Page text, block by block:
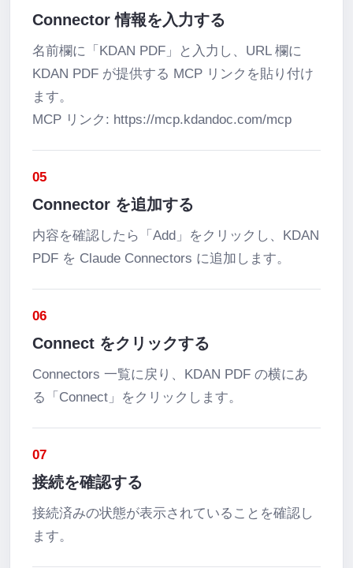
Connector 情報を入力する
名前欄に「KDAN PDF」と入力し、URL 欄に
KDAN PDF が提供する MCP リンクを貼り付け
ます。
MCP リンク: https://mcp.kdandoc.com/mcp
05
Connector を追加する
内容を確認したら「Add」をクリックし、KDAN
PDF を Claude Connectors に追加します。
06
Connect をクリックする
Connectors 一覧に戻り、KDAN PDF の横にあ
る「Connect」をクリックします。
07
接続を確認する
接続済みの状態が表示されていることを確認し
ます。